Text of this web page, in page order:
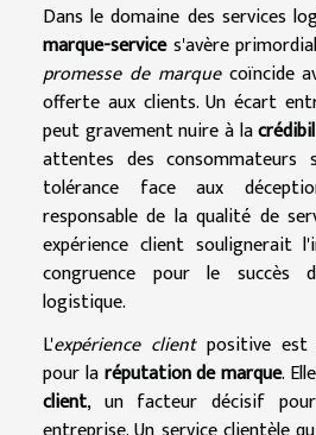
Dans le domaine des services
marque-services'avère
promesse de marquecoïncide
offerte aux clients. Un écart
peut gravement nuire à la
attentes des consommateurs
tolérance face aux
responsable de la qualité de
expérience client soulignerait
congruence pour le succès
logistique.
L'expérience clientpositive est
pour laréputation de marque.
client, un facteur décisif